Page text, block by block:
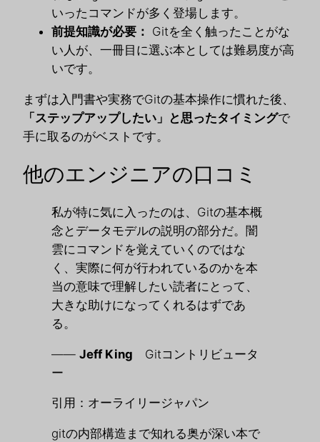
いったコマンドが多く登場します。
前提知識が必要： Gitを全く触ったことがな
い人が、一冊目に選ぶ本としては難易度が高
いです。
まずは入門書や実務でGitの基本操作に慣れた後、
「ステップアップしたい」と思ったタイミングで
手に取るのがベストです。
他のエンジニアの口コミ
私が特に気に入ったのは、Gitの基本概
念とデータモデルの説明の部分だ。闇
雲にコマンドを覚えていくのではな
く、実際に何が行われているのかを本
当の意味で理解したい読者にとって、
大きな助けになってくれるはずであ
る。
—— Jeff King Gitコントリビュータ
ー
引用：オーライリージャパン
gitの内部構造まで知れる奥が深い本で